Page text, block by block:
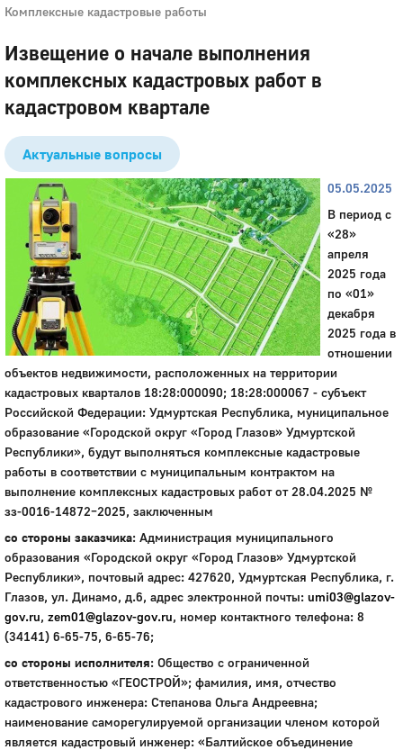
Комплексные кадастровые работы
Извещение о начале выполнения
комплексных кадастровых работ в
кадастровом квартале
Актуальные вопросы
05.05.2025
В период с
«28»
апреля
2025 года
по «01»
декабря
2025 года в
отношении
объектов недвижимости, расположенных на территории
кадастровых кварталов 18:28:000090; 18:28:000067 - субъект
Российской Федерации: Удмуртская Республика, муниципальное
образование «Городской округ «Город Глазов» Удмуртской
Республики», будут выполняться комплексные кадастровые
работы в соответствии с муниципальным контрактом на
выполнение комплексных кадастровых работ от 28.04.2025 №
зз-0016-14872–2025, заключенным
со стороны заказчика: Администрация муниципального
образования «Городской округ «Город Глазов» Удмуртской
Республики», почтовый адрес: 427620, Удмуртская Республика, г.
Глазов, ул. Динамо, д.6, адрес электронной почты: umi03@glazov-
gov.ru, zem01@glazov-gov.ru, номер контактного телефона: 8
(34141) 6-65-75, 6-65-76;
со стороны исполнителя: Общество с ограниченной
ответственностью «ГЕОСТРОЙ»; фамилия, имя, отчество
кадастрового инженера: Степанова Ольга Андреевна;
наименование саморегулируемой организации членом которой
является кадастровый инженер: «Балтийское объединение